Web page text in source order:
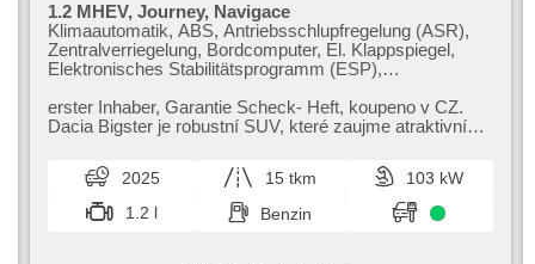
1.2 MHEV, Journey, Navigace
Klimaautomatik, ABS, Antriebsschlupfregelung (ASR),
Zentralverriegelung, Bordcomputer, El. Klappspiegel,
Elektronisches Stabilitätsprogramm (ESP),
Scheibenwischersensor, starten per Taste,
Reifendrucksensor, USB, 6x Airbag, El. einstellbare
Spur, Parkassistent, El. Spiegel, Servolenkung, El.
Seitenscheiben, Dachträger, Autoradio, Handgetriebe
erster Inhaber,​ Garantie Scheck​- Heft,​ koupeno v CZ.
Dacia Bigster je robustní SUV,​ které zaujme atraktivní
2025 15 tkm
103 kW
1.2 l
Benzin